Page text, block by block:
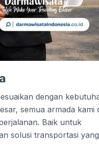
dengan
semua armada kami
Baik untuk
solusi transportasi yang